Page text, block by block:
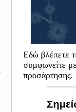
Εδώ βλέπετε
συμφωνείτε
προσάρτησης.